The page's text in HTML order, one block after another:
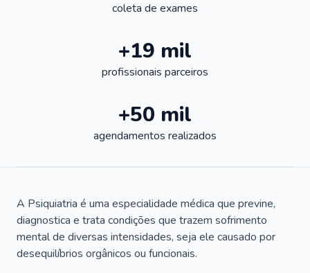
coleta de exames
+19 mil
profissionais parceiros
+50 mil
agendamentos realizados
A Psiquiatria é uma especialidade médica que previne,
diagnostica e trata condições que trazem sofrimento
mental de diversas intensidades, seja ele causado por
desequilíbrios orgânicos ou funcionais.